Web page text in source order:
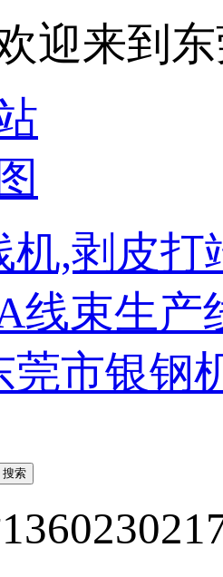
迎来到